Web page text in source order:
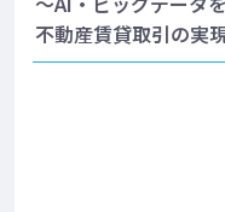
不動産賃貸取引の実